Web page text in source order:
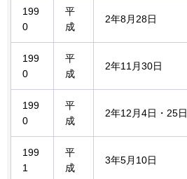
199
0
平
成
2年8月28日
199
0
平
成
2年11月30日
199
0
平
成
2年12月4日・25日
199
1
平
成
3年5月10日